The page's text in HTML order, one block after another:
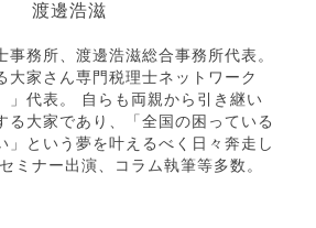
渡邊浩滋
事務所、渡邊浩滋総合事務所代表。
大家さん専門税理士ネットワーク
」代表。 自らも両親から引き継い
る大家であり、「全国の困っている
」という夢を叶えるべく日々奔走し
ミナー出演、コラム執筆等多数。